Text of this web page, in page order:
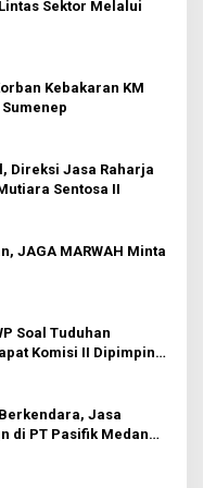
Sektor Melalui
Kebakaran KM
Direksi Jasa Raharja
Sentosa II
JAGA MARWAH Minta
Soal Tuduhan
Komisi II Dipimpin
Jasa
di PT Pasifik Medan